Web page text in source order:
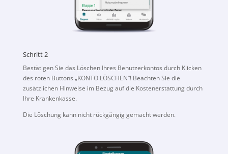
Schritt 2
Bestätigen Sie das Löschen Ihres Benutzerkontos durch Klicken
des roten Buttons „KONTO LÖSCHEN“! Beachten Sie die
zusätzlichen Hinweise im Bezug auf die Kostenerstattung durch
Ihre Krankenkasse.
Die Löschung kann nicht rückgängig gemacht werden.